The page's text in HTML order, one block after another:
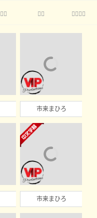
  
市来まひろ
市来まひろ